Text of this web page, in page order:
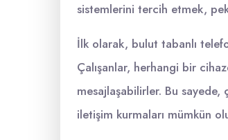
sistemlerini tercih etmek,
İlk olarak, bulut tabanlı
Çalışanlar, herhangi bir
mesajlaşabilirler. Bu sayede,
iletişim kurmaları mümkün